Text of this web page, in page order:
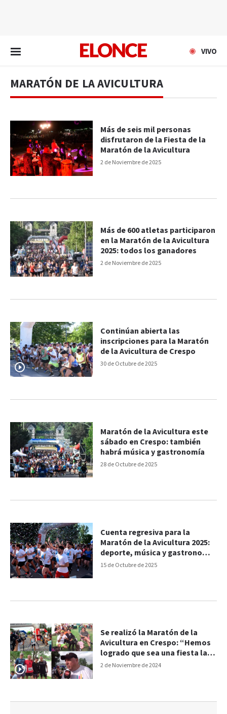
VIVO
MARATÓN DE LA AVICULTURA
2 de Noviembre de 2025
Más de seis mil personas
disfrutaron de la Fiesta de la
Maratón de la Avicultura
2 de Noviembre de 2025
Más de 600 atletas participaron
en la Maratón de la Avicultura
2025: todos los ganadores
30 de Octubre de 2025
Continúan abierta las
inscripciones para la Maratón
de la Avicultura de Crespo
28 de Octubre de 2025
Maratón de la Avicultura este
sábado en Crespo: también
habrá música y gastronomía
15 de Octubre de 2025
Cuenta regresiva para la
Maratón de la Avicultura 2025:
deporte, música y gastronomía
en Crespo
2 de Noviembre de 2024
Se realizó la Maratón de la
Avicultura en Crespo: “Hemos
logrado que sea una fiesta la
ciudad”